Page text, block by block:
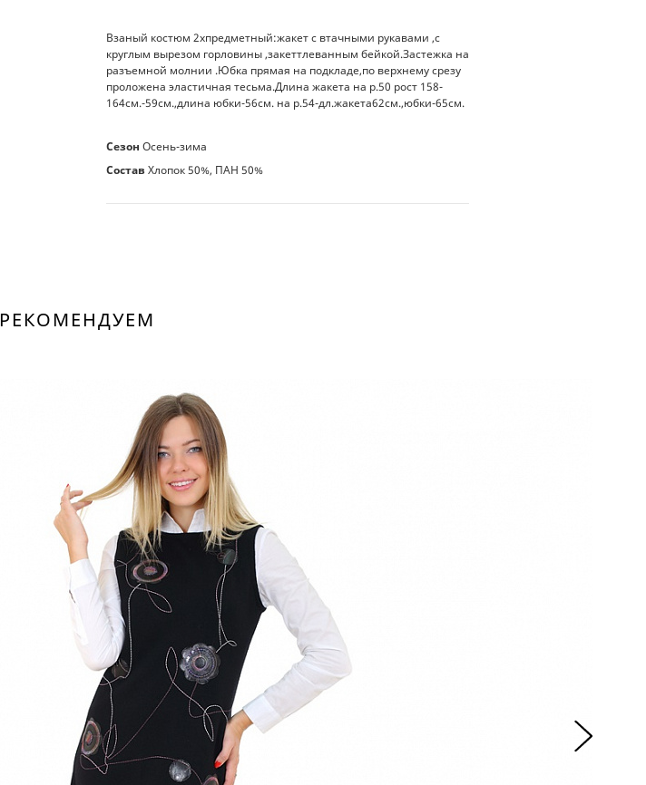
Взаный костюм 2хпредметный:жакет с втачными рукавами ,с
круглым вырезом горловины ,закеттлеванным бейкой.Застежка на
разъемной молнии .Юбка прямая на подкладе,по верхнему срезу
проложена эластичная тесьма.Длина жакета на р.50 рост 158-
164см.-59см.,длина юбки-56см. на р.54-дл.жакета62см.,юбки-65см.
Сезон Осень-зима
Состав Хлопок 50%, ПАН 50%
РЕКОМЕНДУЕМ